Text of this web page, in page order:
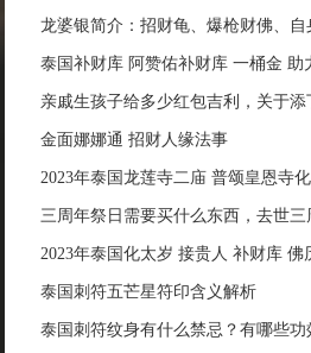
龙婆银简介：招财龟、爆枪财佛、
泰国补财库 阿赞佑补财库 一桶金 助
亲戚生孩子给多少红包吉利，关于
金面娜娜通 招财人缘法事
2023年泰国龙莲寺二庙 普颂皇恩寺
2566年
三周年祭日需要买什么东西，去世
2023年泰国化太岁 接贵人 补财库 佛
泰国刺符五芒星符印含义解析
泰国刺符纹身有什么禁忌？有哪些功